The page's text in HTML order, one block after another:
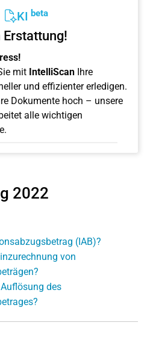
KI beta
mit IntelliScan Ihre
und effizienter erledigen.
Dokumente hoch – unsere
alle wichtigen
2022
(IAB)?
von
des